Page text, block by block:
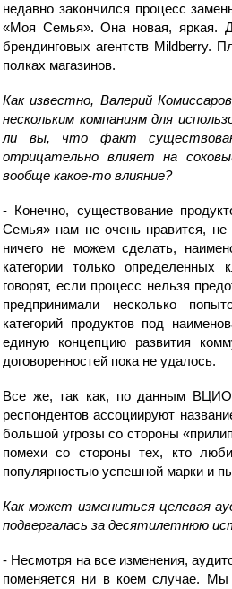
недавно закончился процесс
«Моя Семья». Она новая, яркая.
брендинговых агентств Mildberry.
полках магазинов.
Как известно, Валерий
нескольким компаниям для
ли вы, что факт
отрицательно влияет на
вообще какое-то влияние?
- Конечно, существование
Семья» нам не очень нравится,
ничего не можем сделать,
категории только
говорят, если процесс нельзя
предпринимали несколько
категорий продуктов под
единую концепцию развития
договоренностей пока не удалось.
Все же, так как, по данным
респондентов ассоциируют
большой угрозы со стороны
помехи со стороны тех, кто
популярностью успешной марки и
Как может измениться целевая
подвергалась за десятилетнюю
- Несмотря на все изменения,
поменяется ни в коем случае.